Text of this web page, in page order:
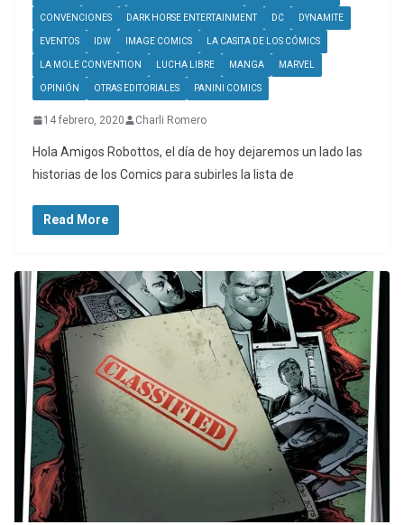
CONVENCIONES DARK HORSE ENTERTAINMENT DC DYNAMITE
EVENTOS IDW IMAGE COMICS LA CASITA DE LOS CÓMICS
LA MOLE CONVENTION LUCHA LIBRE MANGA MARVEL
OPINIÓN OTRAS EDITORIALES PANINI COMICS
14 febrero, 2020 Charli Romero
Hola Amigos Robottos, el día de hoy dejaremos un lado las
historias de los Comics para subirles la lista de
Read More